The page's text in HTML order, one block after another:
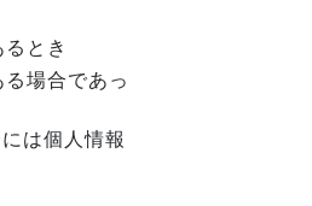
とき
場合であっ
は個人情報